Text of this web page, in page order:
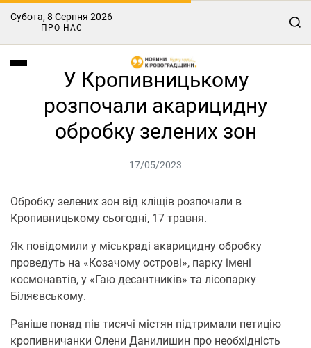
Субота, 8 Серпня 2026
ПРО НАС
У Кропивницькому
розпочали акарицидну
обробку зелених зон
17/05/2023
Обробку зелених зон від кліщів розпочали в
Кропивницькому сьогодні, 17 травня.
Як повідомили у міськраді акарицидну обробку
проведуть на «Козачому острові», парку імені
космонавтів, у «Гаю десантників» та лісопарку
Біляєвському.
Раніше понад пів тисячі містян підтримали петицію
кропивничанки Олени Данилишин про необхідність